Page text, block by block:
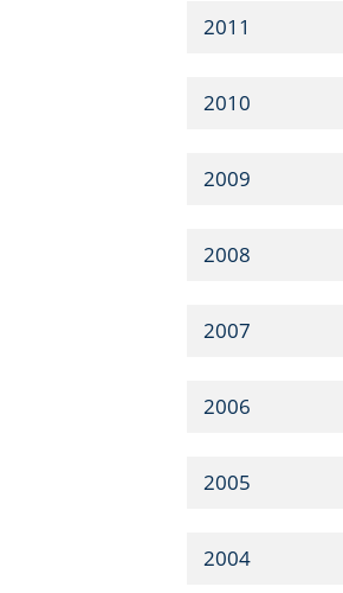
2011
2010
2009
2008
2007
2006
2005
2004